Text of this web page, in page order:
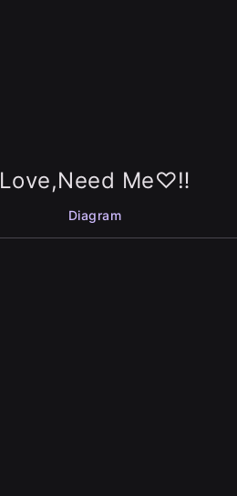
Love,Need Me♡‼︎
Diagram